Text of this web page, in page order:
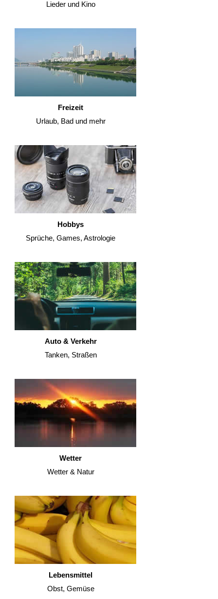
Lieder und Kino
Freizeit
Urlaub, Bad und mehr
Hobbys
Sprüche, Games, Astrologie
Auto & Verkehr
Tanken, Straßen
Wetter
Wetter & Natur
Lebensmittel
Obst, Gemüse